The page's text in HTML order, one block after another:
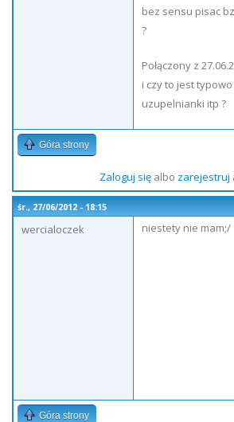
bez sensu pisac
?
Połączony z
i czy to jest
uzupelnianki itp ?
Góra strony
Zaloguj sięalbo zarejestruj
śr., 27/06/2012 - 18:15
wercialoczek
niestety nie mam;/
Góra strony